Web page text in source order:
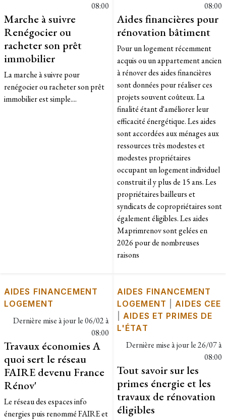
08:00
Marche à suivre
Renégocier ou
racheter son prêt
immobilier
La marche à suivre pour
renégocier ou racheter son prêt
immobilier est simple....
08:00
Aides financières pour
rénovation bâtiment
Pour un logement récemment
acquis ou un appartement ancien
à rénover des aides financières
sont données pour réaliser ces
projets souvent coûteux. La
finalité étant d'améliorer leur
efficacité énergétique. Les aides
sont accordées aux ménages aux
ressources très modestes et
modestes propriétaires
occupant un logement individuel
construit il y plus de 15 ans. Les
propriétaires bailleurs et
syndicats de copropriétaires sont
également éligibles. Les aides
Maprimrenov sont gelées en
2026 pour de nombreuses
raisons
AIDES FINANCEMENT
LOGEMENT
Dernière mise à jour le06/02 à
08:00
Travaux économies A
quoi sert le réseau
FAIRE devenu France
Rénov'
Le réseau des espaces info
énergies puis renommé FAIRE et
AIDES FINANCEMENT
LOGEMENT |AIDES CEE
|AIDES ET PRIMES DE
L'ÉTAT
Dernière mise à jour le26/07 à
08:00
Tout savoir sur les
primes énergie et les
travaux de rénovation
éligibles